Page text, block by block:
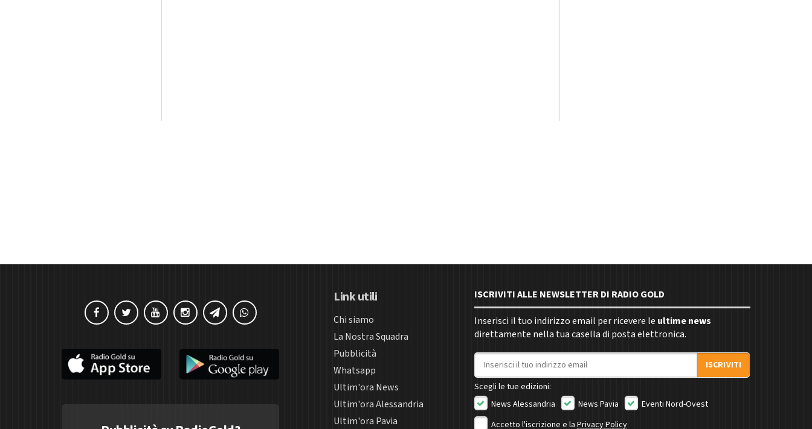
Link utili
Chi siamo
La Nostra Squadra
Pubblicità
Whatsapp
Ultim'ora News
Ultim'ora Alessandria
Ultim'ora Pavia
ISCRIVITI ALLE NEWSLETTER DI RADIO GOLD
Inserisci il tuo indirizzo email per ricevere le ultime news
direttamente nella tua casella di posta elettronica.
Indirizzo email
ISCRIVITI
Scegli le tue edizioni:
News Alessandria
News Pavia
Eventi Nord-Ovest
Accetto l'iscrizione e la Privacy Policy